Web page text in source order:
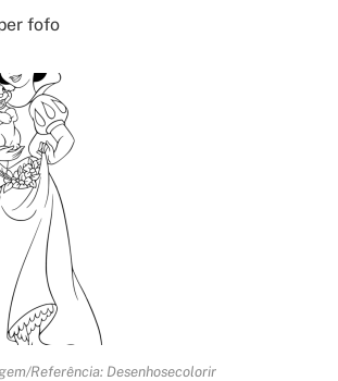
fofo
Referência: Desenhosecolorir